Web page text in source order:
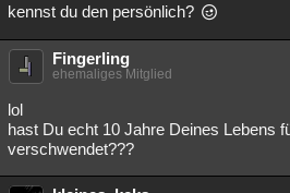
kennst du den persönlich?
Fingerling
ehemaliges Mitglied
lol
hast Du echt 10 Jahre Deines Lebens
verschwendet???